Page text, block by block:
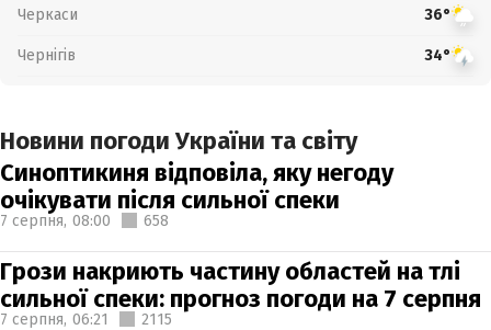
Черкаси 36°
Чернігів 34°
Новини погоди України та світу
Синоптикиня відповіла, яку негоду
очікувати після сильної спеки
7 серпня, 08:00 658
Грози накриють частину областей на тлі
сильної спеки: прогноз погоди на 7 серпня
7 серпня, 06:21 2115